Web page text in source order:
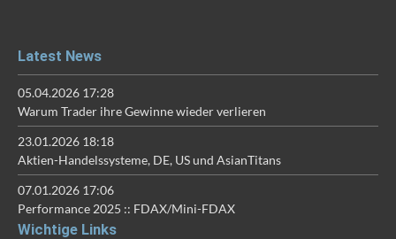
Latest News
05.04.2026 17:28
Warum Trader ihre Gewinne wieder verlieren
23.01.2026 18:18
Aktien-Handelssysteme, DE, US und AsianTitans
07.01.2026 17:06
Performance 2025 :: FDAX/Mini-FDAX
Wichtige Links